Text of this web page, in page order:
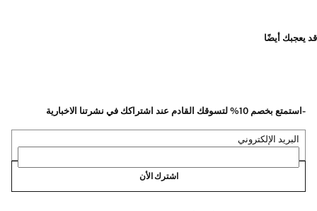
قد يعجبك أيضًا
-استمتع بخصم 10% لتسوقك القادم عند اشتراكك في نشرتنا الاخبارية
البريد الإلكتروني
اشترك الأن